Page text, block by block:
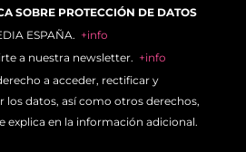
SOBRE PROTECCIÓN DE DATOS
ESPAÑA. +info
a nuestra newsletter. +info
a acceder, rectificar y
los datos, así como otros derechos,
explica en la información adicional.